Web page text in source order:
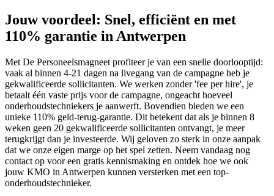
Jouw voordeel: Snel, efficiënt en met
110% garantie in Antwerpen
Met De Personeelsmagneet profiteer je van een snelle doorlooptijd:
vaak al binnen 4-21 dagen na livegang van de campagne heb je
gekwalificeerde sollicitanten. We werken zonder 'fee per hire', je
betaalt één vaste prijs voor de campagne, ongeacht hoeveel
onderhoudstechniekers je aanwerft. Bovendien bieden we een
unieke 110% geld-terug-garantie. Dit betekent dat als je binnen 8
weken geen 20 gekwalificeerde sollicitanten ontvangt, je meer
terugkrijgt dan je investeerde. Wij geloven zo sterk in onze aanpak
dat we onze eigen marge op het spel zetten. Neem vandaag nog
contact op voor een gratis kennismaking en ontdek hoe we ook
jouw KMO in Antwerpen kunnen versterken met een top-
onderhoudstechnieker.